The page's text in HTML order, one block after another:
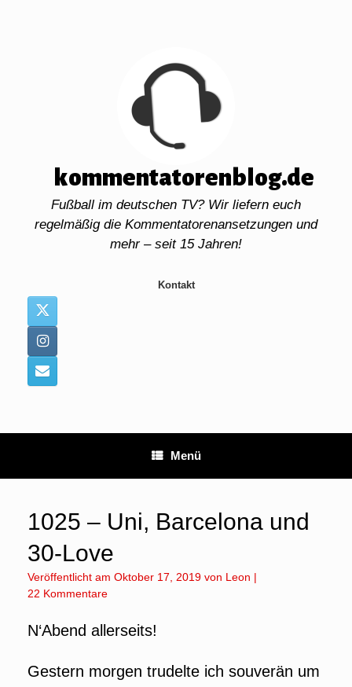
kommentatorenblog.de
Fußball im deutschen TV? Wir liefern euch
regelmäßig die Kommentatorenansetzungen und
mehr – seit 15 Jahren!
Kontakt
Menü
1025 – Uni, Barcelona und
30-Love
Veröffentlicht am Oktober 17, 2019 von Leon |
22 Kommentare
N‘Abend allerseits!
Gestern morgen trudelte ich souverän um